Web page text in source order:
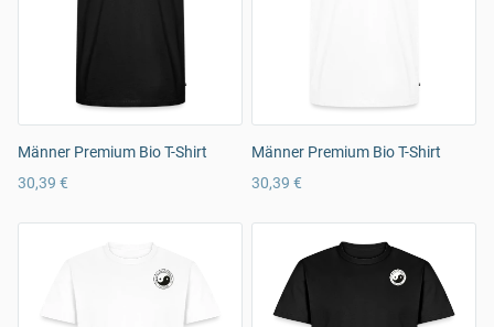
Männer Premium Bio T-Shirt
30,39 €
Männer Premium Bio T-Shirt
30,39 €